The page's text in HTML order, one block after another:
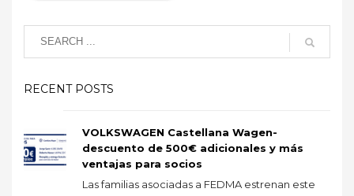
RECENT POSTS
VOLKSWAGEN Castellana Wagen-
descuento de 500€ adicionales y más
ventajas para socios
Las familias asociadas a FEDMA estrenan este